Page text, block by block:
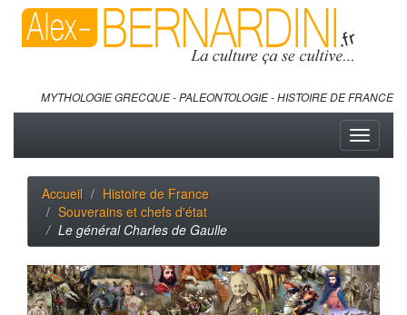
MYTHOLOGIE GRECQUE - PALEONTOLOGIE - HISTOIRE DE FRANCE
Toggle
Accueil
Histoire de France
Souverains et chefs d'état
Le général Charles de Gaulle